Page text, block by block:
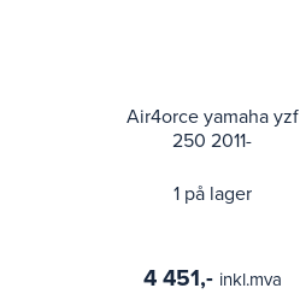
Air4orce yamaha yzf
250 2011-
1 på lager
4 451,- inkl.mva